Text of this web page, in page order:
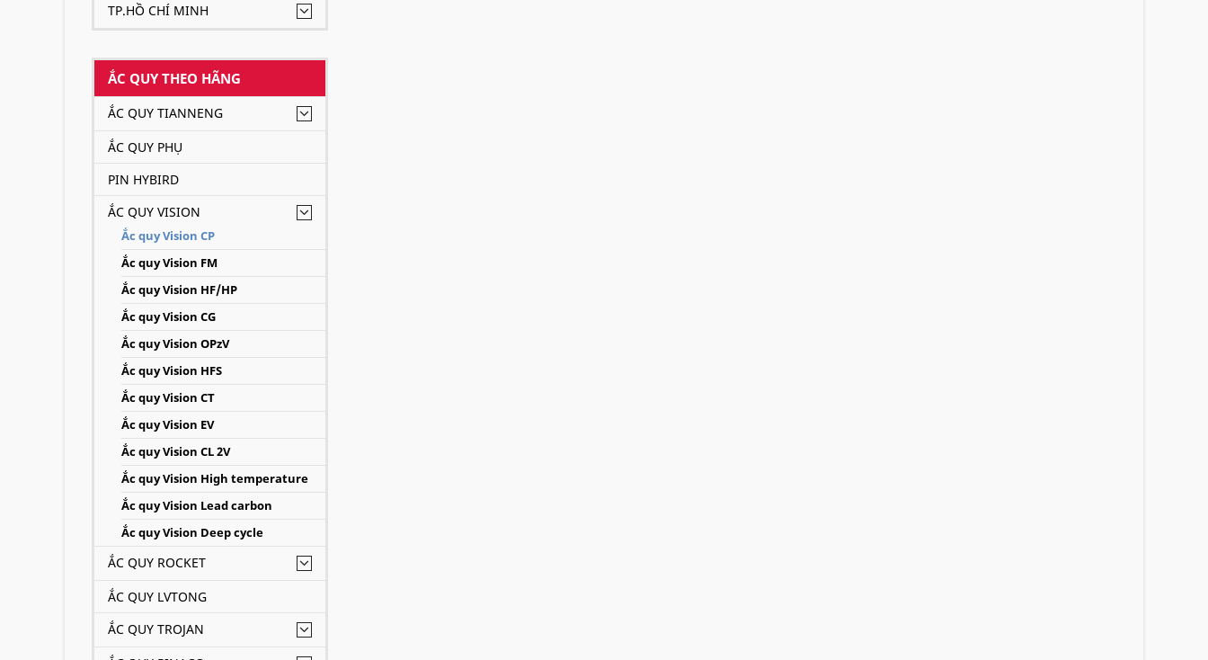
TP.HỒ CHÍ MINH
ẮC QUY THEO HÃNG
ẮC QUY TIANNENG
ẮC QUY PHỤ
PIN HYBIRD
ẮC QUY VISION
Ắc quy Vision CP
Ắc quy Vision FM
Ắc quy Vision HF/HP
Ắc quy Vision CG
Ắc quy Vision OPzV
Ắc quy Vision HFS
Ắc quy Vision CT
Ắc quy Vision EV
Ắc quy Vision CL 2V
Ắc quy Vision High temperature
Ắc quy Vision Lead carbon
Ắc quy Vision Deep cycle
ẮC QUY ROCKET
ẮC QUY LVTONG
ẮC QUY TROJAN